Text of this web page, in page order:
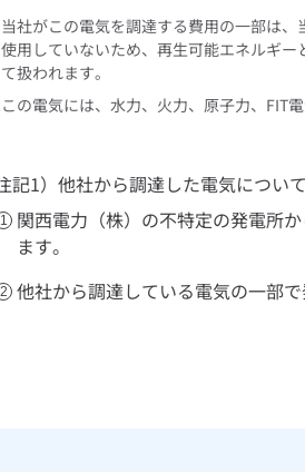
当社がこの電気を調達する費用の一部は
使用していないため、再生可能エネルギー
て扱われます。
この電気には、水力、火力、原子力、FIT
他社から調達した電気につい
関西電力（株）の不特定の発電所
ます。
他社から調達している電気の一部